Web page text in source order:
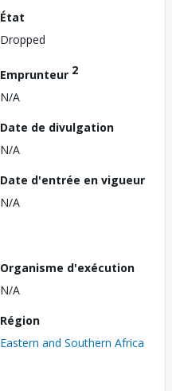
État
Dropped
Emprunteur 2
N/A
Date de divulgation
N/A
Date d'entrée en vigueur
N/A
Organisme d'exécution
N/A
Région
Eastern and Southern Africa